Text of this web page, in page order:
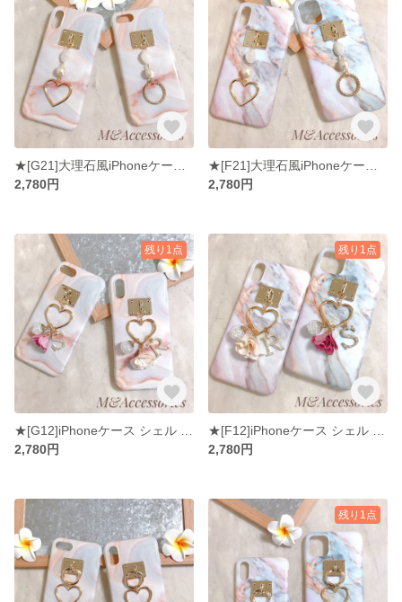
2,780円
2,780円
残り1点
2,780円
残り1点
2,780円
残り1点